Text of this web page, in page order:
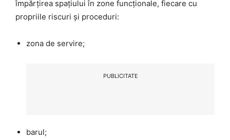
împărțirea spațiului în zone funcționale, fiecare cu
propriile riscuri și proceduri:
zona de servire;
PUBLICITATE
barul;